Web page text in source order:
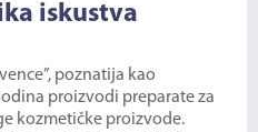
iskustva
poznatija kao
proizvodi preparate za
kozmetičke proizvode.